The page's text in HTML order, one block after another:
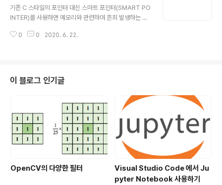
원본에 대한 포인터만 전달되기 때문에 원본 전체를 복제
할 필요가 없다. 또한 const 레퍼런스로 전달하면 복제되
수 있다. const 레퍼런스는 특히 객체를 다룰 때 유용하다.
기존 C 스타일의 포인터 대신 스마트 포인터(SMART PO
INTER)를 사용하면 메모리와 관련하여 흔희 발생하는 문
프를 벗어나면 메모리가 자동으로 해제 된다. C++에서 가
터로 가리키는 대상이 스코프를 벗어나거나 삭제될 때 할
당된 메모리나 리소스도 자동으로 삭제된다는 점을 제외하
면 일반 포인터와 같다. 그러나 unique_ptr이 가리키는
객체를 일반 포인터로는 가리킬 수 없다. unique_ptr은 r
eturn 문이 실행되거나 익셉션(EXCEPT..
0 0 2020. 6. 22.
이 블로그 인기글
OpenCV의 다양한 필터
Visual Studio Code 에서 Ju
pyter Notebook 사용하기